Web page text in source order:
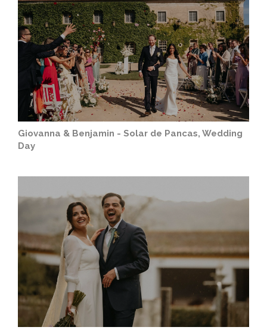
Giovanna & Benjamin - Solar de Pancas, Wedding
Day